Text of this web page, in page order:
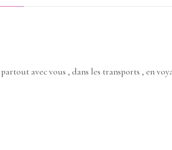
avec vous , dans les transports , en